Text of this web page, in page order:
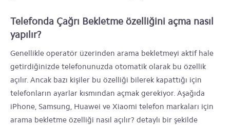
Telefonda Çağrı Bekletme özelliğini açma nasıl
yapılır?
Genellikle operatör üzerinden arama bekletmeyi aktif hale
getirdiğinizde telefonunuzda otomatik olarak bu özellik
açılır. Ancak bazı kişiler bu özelliği bilerek kapattığı için
telefonların ayarlar kısmından açmak gerekiyor. Aşağıda
iPhone, Samsung, Huawei ve Xiaomi telefon markaları için
arama bekletme özelliği nasıl açılır? detaylı bir şekilde